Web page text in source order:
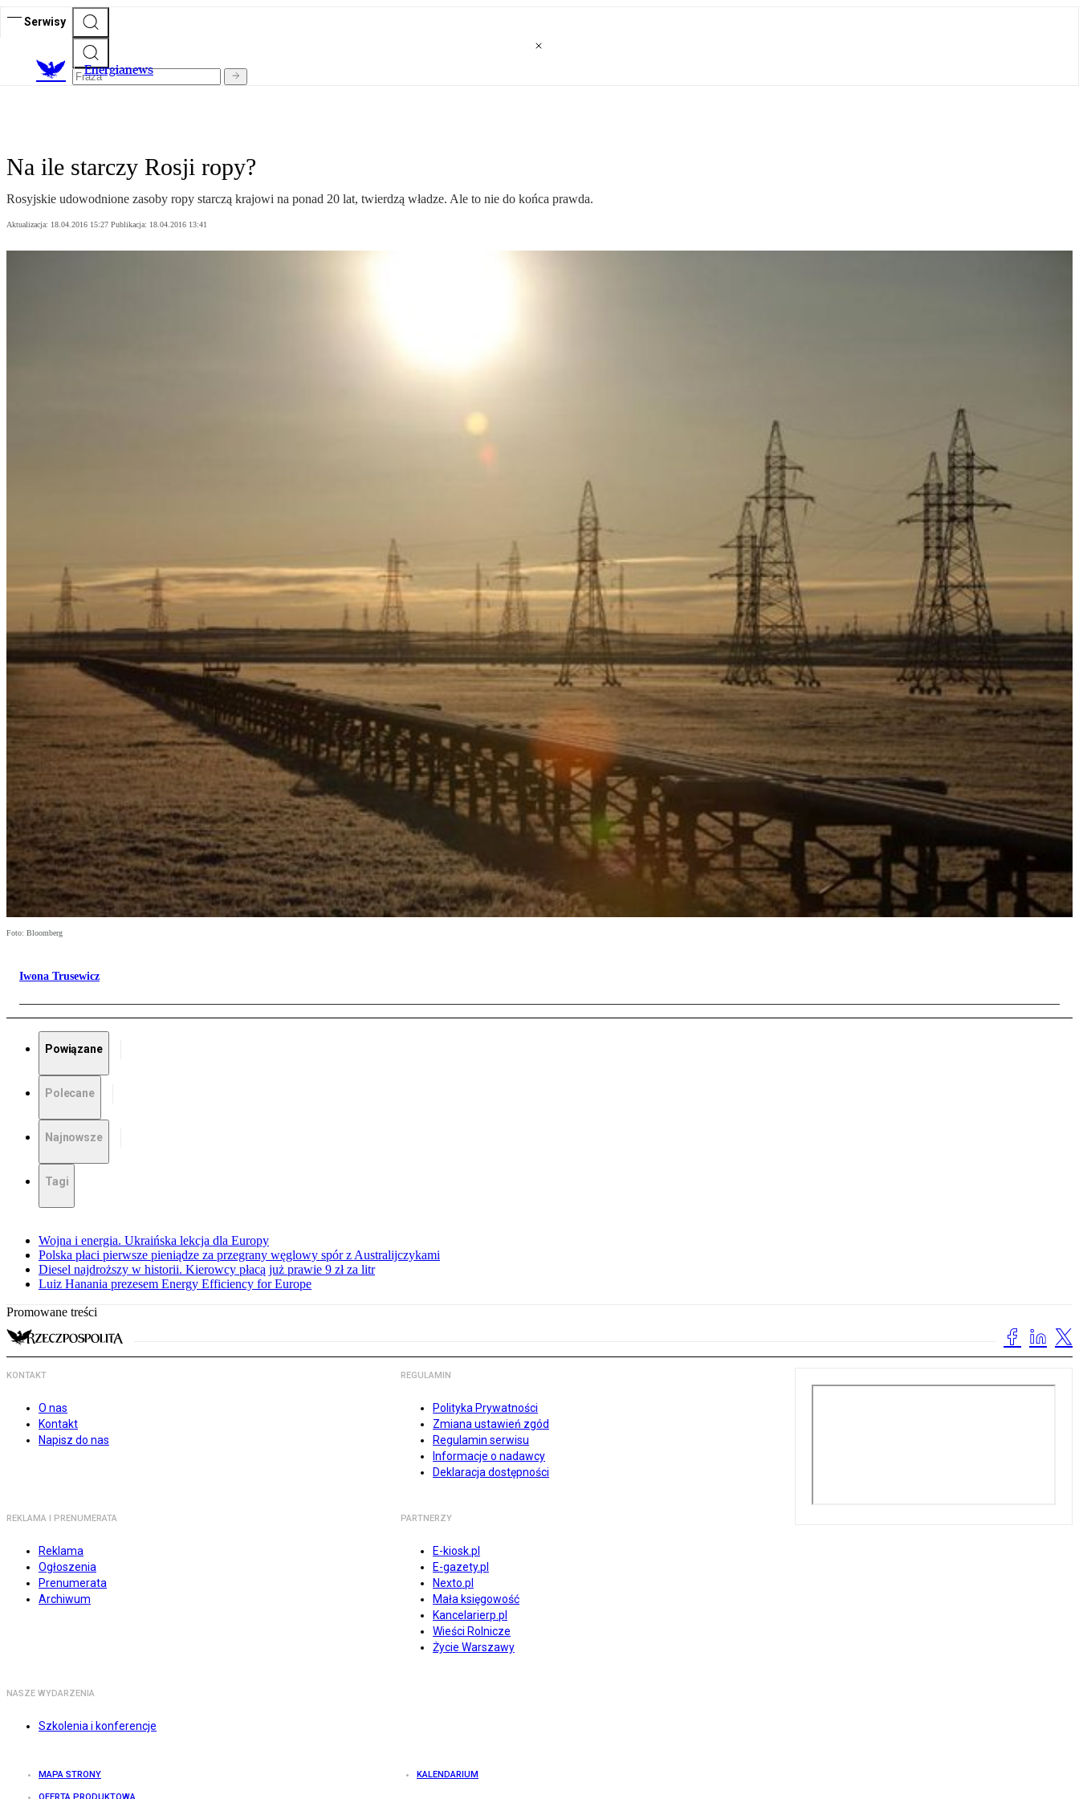
Serwisy
Energianews
Na ile starczy Rosji ropy?
Rosyjskie udowodnione zasoby ropy starczą krajowi na ponad 20 lat, twierdzą władze. Ale to nie do końca prawda.
Aktualizacja: 18.04.2016 15:27 Publikacja: 18.04.2016 13:41
Foto: Bloomberg
Iwona Trusewicz
Powiązane
Polecane
Najnowsze
Tagi
Wojna i energia. Ukraińska lekcja dla Europy
Polska płaci pierwsze pieniądze za przegrany węglowy spór z Australijczykami
Diesel najdroższy w historii. Kierowcy płacą już prawie 9 zł za litr
Luiz Hanania prezesem Energy Efficiency for Europe
Promowane treści
KONTAKT
O nas
Kontakt
Napisz do nas
REGULAMIN
Polityka Prywatności
Zmiana ustawień zgód
Regulamin serwisu
Informacje o nadawcy
Deklaracja dostępności
REKLAMA I PRENUMERATA
Reklama
Ogłoszenia
Prenumerata
Archiwum
PARTNERZY
E-kiosk.pl
E-gazety.pl
Nexto.pl
Mała księgowość
Kancelarierp.pl
Wieści Rolnicze
Życie Warszawy
NASZE WYDARZENIA
Szkolenia i konferencje
MAPA STRONY KALENDARIUM